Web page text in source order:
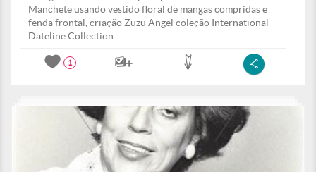
Manchete usando vestido floral de mangas compridas e
fenda frontal, criação Zuzu Angel coleção International
Dateline Collection.
1